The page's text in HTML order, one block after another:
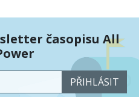
časopisu All
PŘIHLÁSIT